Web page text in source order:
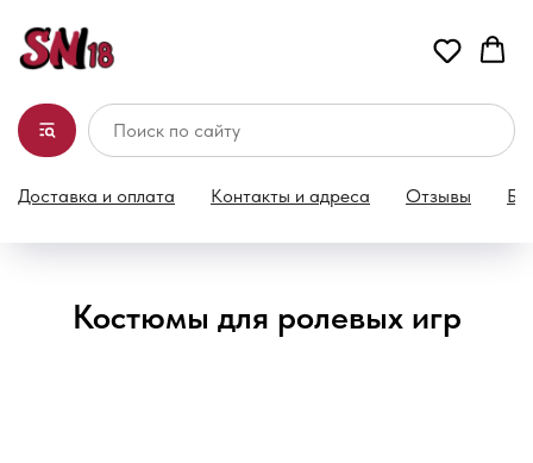
Доставка и оплата Контакты и адреса Отзывы
Костюмы для ролевых игр